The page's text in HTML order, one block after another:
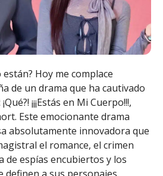
están? Hoy me complace
de un drama que ha cautivado
¡¡¡Estás en Mi Cuerpo!!!,
Este emocionante drama
absolutamente innovadora que
el romance, el crimen
de espías encubiertos y los